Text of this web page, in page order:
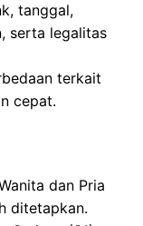
tanggal,
serta legalitas
terkait
cepat.
dan Pria
ditetapkan.